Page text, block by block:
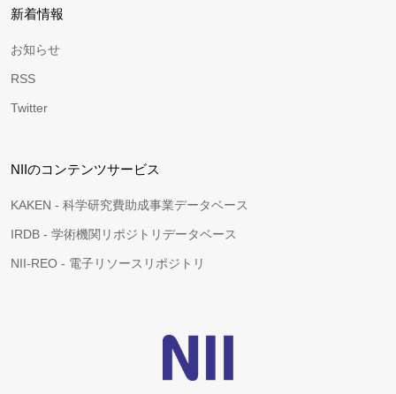
新着情報
お知らせ
RSS
Twitter
NIIのコンテンツサービス
KAKEN - 科学研究費助成事業データベース
IRDB - 学術機関リポジトリデータベース
NII-REO - 電子リソースリポジトリ